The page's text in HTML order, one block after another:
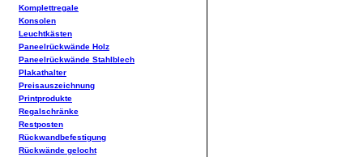
Komplettregale
Konsolen
Leuchtkästen
Paneelrückwände Holz
Paneelrückwände Stahlblech
Plakathalter
Preisauszeichnung
Printprodukte
Regalschränke
Restposten
Rückwandbefestigung
Rückwände gelocht